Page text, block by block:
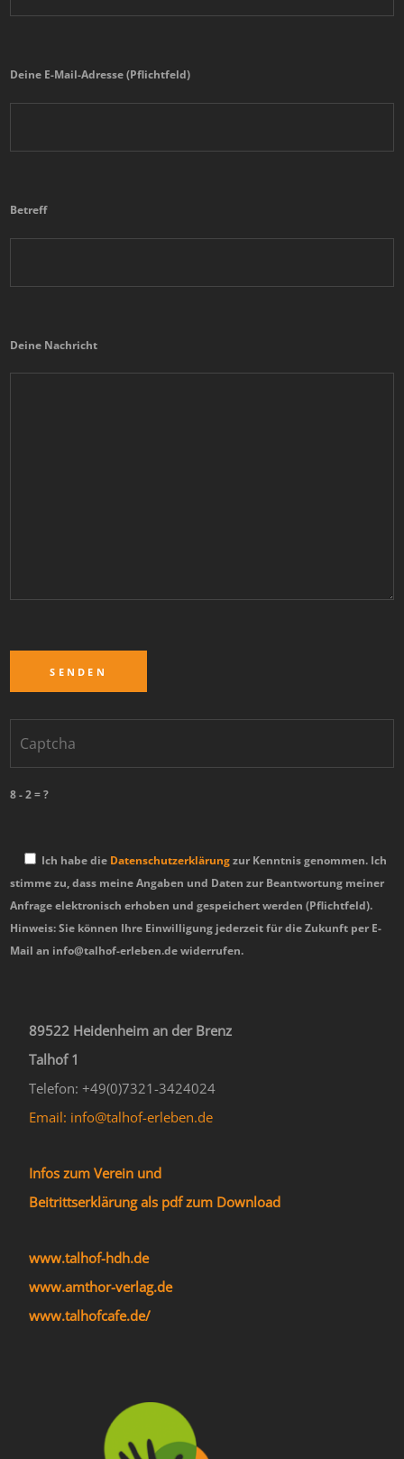
Deine E-Mail-Adresse (Pflichtfeld)
Betreff
Deine Nachricht
8 - 2 = ?
Ich habe die Datenschutzerklärungzur Kenntnis genommen. Ich
stimme zu, dass meine Angaben und Daten zur Beantwortung meiner
Anfrage elektronisch erhoben und gespeichert werden (Pflichtfeld).
Hinweis: Sie können Ihre Einwilligung jederzeit für die Zukunft per E-
Mail an info@talhof-erleben.de widerrufen.
89522 Heidenheim an der Brenz
Talhof 1
Telefon: +49(0)7321-3424024
Email: info@talhof-erleben.de
Infos zum Verein und
Beitrittserklärung als pdf zum Download
www.talhof-hdh.de
www.amthor-verlag.de
www.talhofcafe.de/